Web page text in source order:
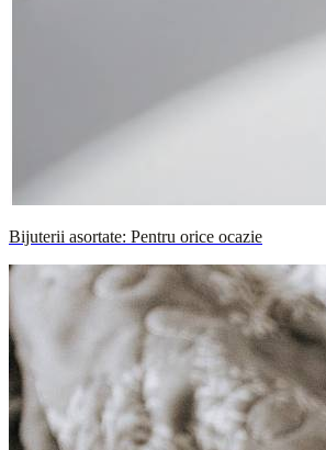
Bijuterii asortate: Pentru orice ocazie